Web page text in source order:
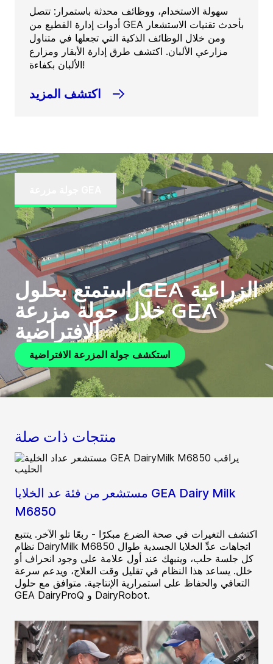
سهولة الاستخدام، ووظائف محدثة باستمرار: تتصل
أدوات إدارة القطيع من GEA بأحدث تقنيات الاستشعار
ومن خلال الوظائف الذكية التي تجعلها في متناول
مزارعي الألبان. اكتشف طرق إدارة الأبقار ومزارع
الألبان بكفاءة!
اكتشف المزيد
استمتع بحلول GEA الزراعية
خلال جولة مزرعة GEA
الافتراضية
استكشف جولة المزرعة الافتراضية
منتجات ذات صلة
مستشعر من فئة عد الخلايا GEA Dairy Milk
M6850
اكتشف التغيرات في صحة الضرع مبكرًا - ربعًا تلو الآخر. يتتبع
نظام DairyMilk M6850 اتجاهات عدِّ الخلايا الجسدية طوال
كل جلسة حلب، وينبهك عند أول علامة على وجود انحراف أو
خلل. يساعد هذا النظام في تقليل وقت العلاج، ويدعم سرعة
التعافي والحفاظ على استمرارية الإنتاجية. متوافق مع حلول
GEA DairyProQ و DairyRobot.